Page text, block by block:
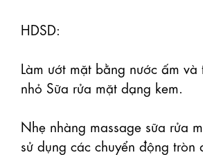
HDSD:
Làm ướt mặt bằng nước ấm
nhỏ Sữa rửa mặt dạng kem.
Nhẹ nhàng massage sữa rửa
sử dụng các chuyển động tròn